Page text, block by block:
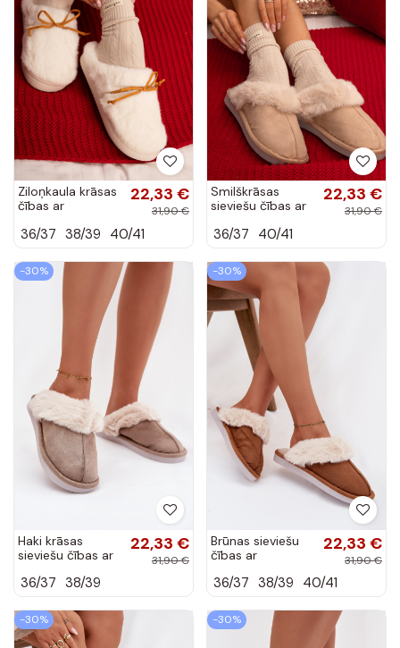
Ziloņkaula krāsas
čības ar
lentītēm Minella
22,33 €
31,90 €
36/37 38/39 40/41
Smilškrāsas
sieviešu čības ar
22,33 €
31,90 €
36/37 40/41
-30%
Haki krāsas
sieviešu čības ar
22,33 €
31,90 €
36/37 38/39
-30%
Brūnas sieviešu
čības ar
22,33 €
31,90 €
36/37 38/39 40/41
-30% -30%